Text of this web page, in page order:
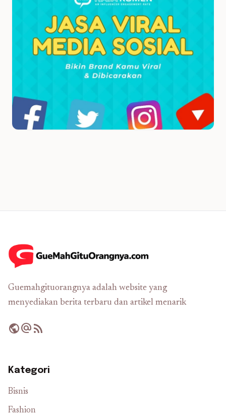
Guemahgituorangnya adalah website yang
menyediakan berita terbaru dan artikel menarik
publicalternate_emailrss_feed
Kategori
Bisnis
Fashion